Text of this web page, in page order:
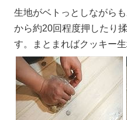
生地がベトっとしながら
から約20回程度押したり
す。まとまればクッキー生